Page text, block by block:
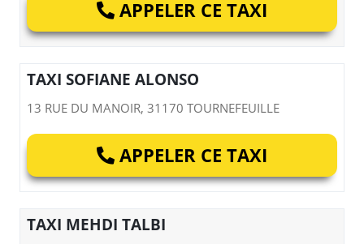
APPELER CE TAXI
TAXI SOFIANE ALONSO
13 RUE DU MANOIR, 31170 TOURNEFEUILLE
APPELER CE TAXI
TAXI MEHDI TALBI